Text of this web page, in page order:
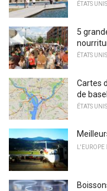
ÉTATS UNIS
5
ÉTATS UNIS
Cartes
de
ÉTATS UNIS
L'EUROPE